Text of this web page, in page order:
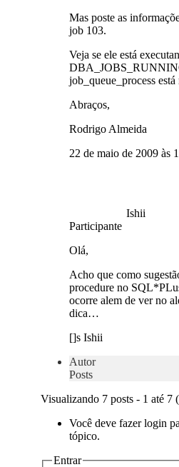
Mas poste as
job 103.
Veja se ele está
job_queue_process
Abraços,
Rodrigo Almeida
22 de maio de 2009 às
Ishii
Participante
Olá,
Acho que como
procedure no
ocorre alem de ver no
dica…
[]s Ishii
Autor
Posts
Visualizando 7 posts - 1 até 7
Você deve fazer login
tópico.
Entrar